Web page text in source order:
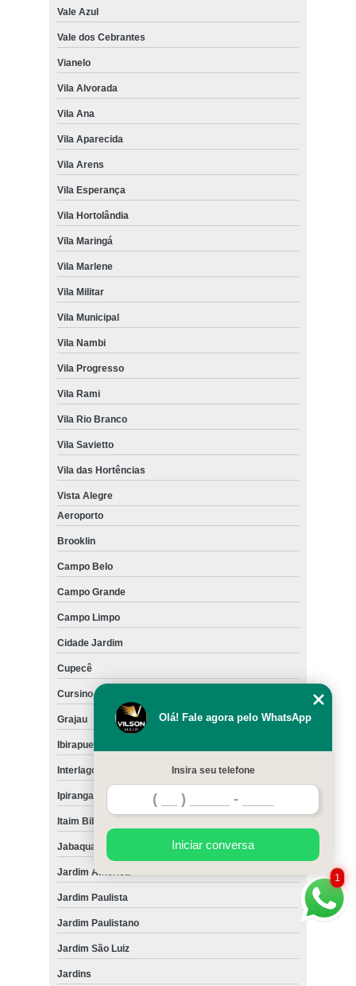
Vale Azul
Vale dos Cebrantes
Vianelo
Vila Alvorada
Vila Ana
Vila Aparecida
Vila Arens
Vila Esperança
Vila Hortolândia
Vila Maringá
Vila Marlene
Vila Militar
Vila Municipal
Vila Nambi
Vila Progresso
Vila Rami
Vila Rio Branco
Vila Savietto
Vila das Hortências
Vista Alegre
Aeroporto
Brooklin
Campo Belo
Campo Grande
Campo Limpo
Cidade Jardim
Cupecê
Cursino
Grajau
Ibirapuera
Interlagos
Ipiranga
Itaim Bibi
Jabaquara
Jardim América
Jardim Paulista
Jardim Paulistano
Jardim São Luiz
Jardins
1
Olá! Fale agora pelo WhatsApp
Insira seu telefone
Iniciar conversa